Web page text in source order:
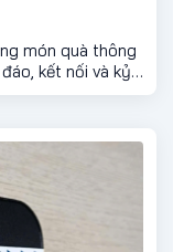
món quà thông
kết nối và kỷ
là rất sâu sắc,
quà được cá
thành những
phá những khả
sự kiện tặng